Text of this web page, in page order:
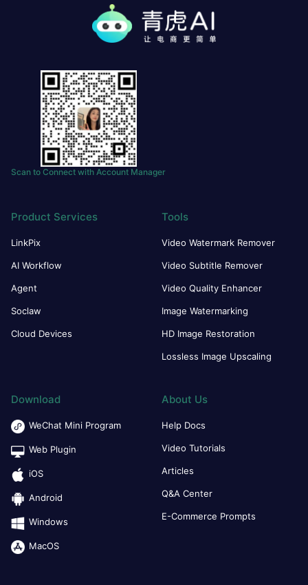
Scan to Connect with Account Manager
Product Services
LinkPix
AI Workflow
Agent
Soclaw
Cloud Devices
Tools
Video Watermark Remover
Video Subtitle Remover
Video Quality Enhancer
Image Watermarking
HD Image Restoration
Lossless Image Upscaling
Download
WeChat Mini Program
Web Plugin
iOS
Android
Windows
MacOS
About Us
Help Docs
Video Tutorials
Articles
Q&A Center
E-Commerce Prompts